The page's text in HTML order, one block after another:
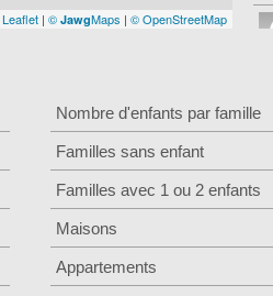
Leaflet |©JawgMaps |© OpenStreetMap
Nombre d'enfants par famille
Familles sans enfant
Familles avec 1 ou 2 enfants
Maisons
Appartements